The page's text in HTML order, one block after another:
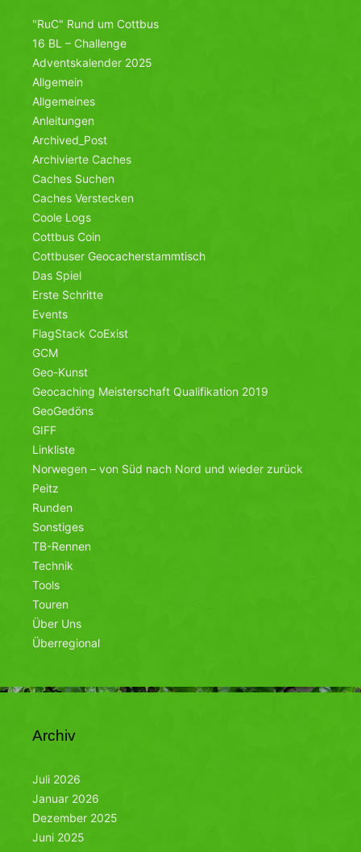
"RuC" Rund um Cottbus
16 BL – Challenge
Adventskalender 2025
Allgemein
Allgemeines
Anleitungen
Archived_Post
Archivierte Caches
Caches Suchen
Caches Verstecken
Coole Logs
Cottbus Coin
Cottbuser Geocacherstammtisch
Das Spiel
Erste Schritte
Events
FlagStack CoExist
GCM
Geo-Kunst
Geocaching Meisterschaft Qualifikation 2019
GeoGedöns
GIFF
Linkliste
Norwegen – von Süd nach Nord und wieder zurück
Peitz
Runden
Sonstiges
TB-Rennen
Technik
Tools
Touren
Über Uns
Überregional
Archiv
Juli 2026
Januar 2026
Dezember 2025
Juni 2025